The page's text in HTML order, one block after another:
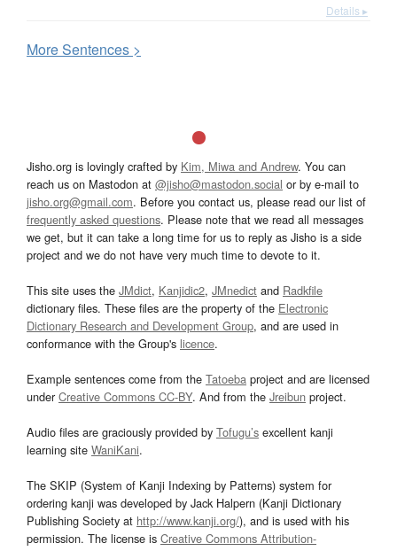
Details ▸
MoreSentences >
Jisho.org is lovingly crafted by Kim, Miwa and Andrew. You can
reach us on Mastodon at @jisho@mastodon.social or by e-mail to
jisho.org@gmail.com. Before you contact us, please read our list of
frequently asked questions. Please note that we read all messages
we get, but it can take a long time for us to reply as Jisho is a side
project and we do not have very much time to devote to it.
This site uses the JMdict, Kanjidic2, JMnedict and Radkfile
dictionary files. These files are the property of the Electronic
Dictionary Research and Development Group, and are used in
conformance with the Group's licence.
Example sentences come from the Tatoeba project and are licensed
underCreative Commons CC-BY. And from the Jreibun project.
Audio files are graciously provided by Tofugu’s excellent kanji
learning site WaniKani.
The SKIP (System of Kanji Indexing by Patterns) system for
ordering kanji was developed by Jack Halpern (Kanji Dictionary
Publishing Society at http://www.kanji.org/), and is used with his
permission. The license is Creative Commons Attribution-